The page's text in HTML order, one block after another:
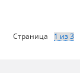
Страница